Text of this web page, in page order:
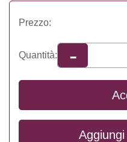
Prezzo:
Quantità: -